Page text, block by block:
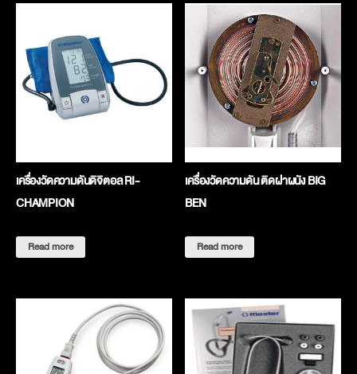
เครื่องวัดความดันดิจิตอล RI-
CHAMPION
Read more
เครื่องวัดความดัน ติดฝาผนัง BIG
BEN
Read more